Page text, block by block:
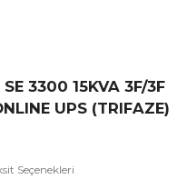
3300 15KVA 3F/3F
UPS (TRIFAZE)
Seçenekleri